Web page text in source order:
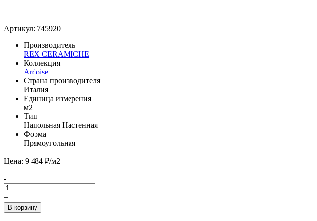
Артикул: 745920
Производитель
REX CERAMICHE
Коллекция
Ardoise
Страна производителя
Италия
Единица измерения
м2
Тип
Напольная Настенная
Форма
Прямоугольная
Цена: 9 484 ₽/м2
-
+
В корзину